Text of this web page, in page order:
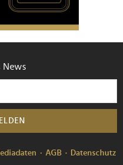
News
AGB
Datenschutz